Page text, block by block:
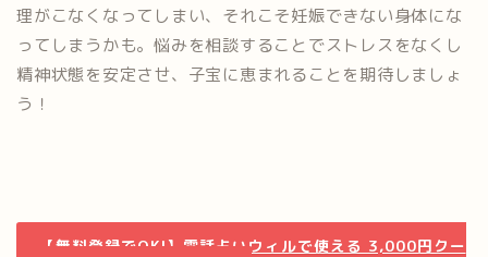
理がこなくなってしまい、それこそ妊娠できない身体にな
ってしまうかも。悩みを相談することでストレスをなくし
精神状態を安定させ、子宝に恵まれることを期待しましょ
う！
【無料登録でOK!】電話占いウィルで使える 3,000円クー